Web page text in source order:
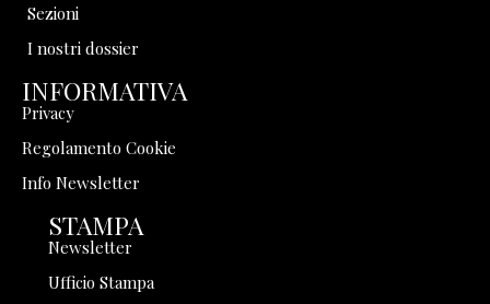
Sezioni
I nostri dossier
INFORMATIVA
Privacy
Regolamento Cookie
Info Newsletter
STAMPA
Newsletter
Ufficio Stampa